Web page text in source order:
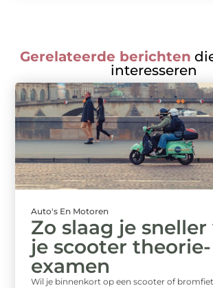
Gerelateerde berichten
interesseren
Auto's En Motoren
Zo slaag je sneller
je scooter theorie-
examen
Wil je binnenkort op een scooter of